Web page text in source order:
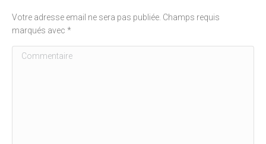
Votre adresse email ne sera pas publiée. Champs requis
marqués avec *
Commentaire